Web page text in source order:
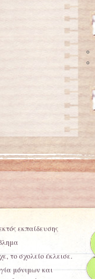
εκπαίδευσης
το σχολείο έκλεισε.
μόνιμων και